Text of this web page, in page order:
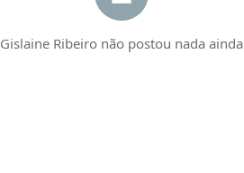
Gislaine Ribeiro não postou nada ainda